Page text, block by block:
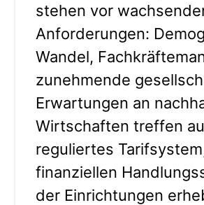
stehen vor
Anforderungen:
Wandel,
zunehmende
Erwartungen an
Wirtschaften treffen
reguliertes
finanziellen
der Einrichtungen